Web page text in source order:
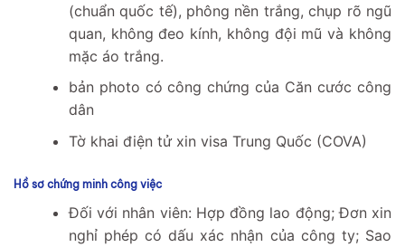
(chuẩn quốc tế), phông nền trắng, chụp rõ ngũ
quan, không đeo kính, không đội mũ và không
mặc áo trắng.
bản photo có công chứng của Căn cước công
dân
Tờ khai điện tử xin visa Trung Quốc (COVA)
Hồ sơ chứng minh công việc
Đối với nhân viên: Hợp đồng lao động; Đơn xin
nghỉ phép có dấu xác nhận của công ty; Sao